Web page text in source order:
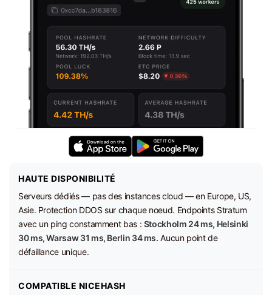
HAUTE DISPONIBILITÉ
Serveurs dédiés — pas des instances cloud — en Europe, US,
Asie. Protection DDOS sur chaque noeud. Endpoints Stratum
avec un ping constamment bas : Stockholm 24 ms, Helsinki
30 ms, Warsaw 31 ms, Berlin 34 ms. Aucun point de
défaillance unique.
COMPATIBLE NICEHASH